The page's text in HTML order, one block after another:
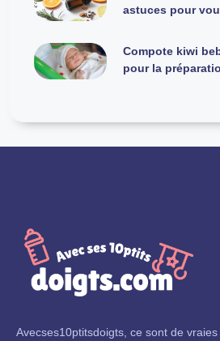
astuces pour
Compote kiwi
pour la
Avecses10ptitsdoigts, ce sont de